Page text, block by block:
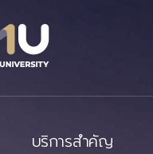
บริการสำคัญ